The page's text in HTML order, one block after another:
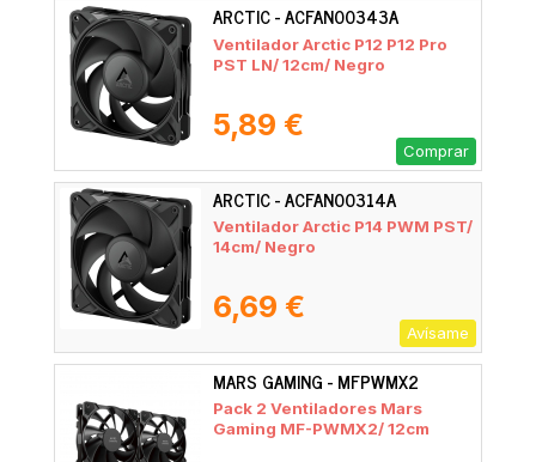
ARCTIC - ACFAN00343A
Ventilador Arctic P12 P12 Pro
PST LN/ 12cm/ Negro
5,89 €
Comprar
ARCTIC - ACFAN00314A
Ventilador Arctic P14 PWM PST/
14cm/ Negro
6,69 €
Avísame
MARS GAMING - MFPWMX2
Pack 2 Ventiladores Mars
Gaming MF-PWMX2/ 12cm